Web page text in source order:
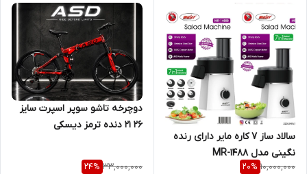
سالاد ساز 7 کاره مایر دارای رنده
نگینی مدل MR-1488
10,000,000
20%
دوچرخه تاشو سوپر اسپرت سایز
۲۶ ۲۱ دنده ترمز دیسکی
33,000,000
24%